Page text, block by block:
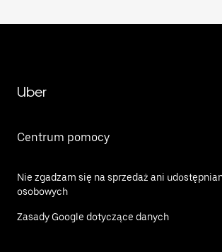
Uber
Centrum pomocy
Nie zgadzam się na sprzedaż ani
osobowych
Zasady Google dotyczące danych